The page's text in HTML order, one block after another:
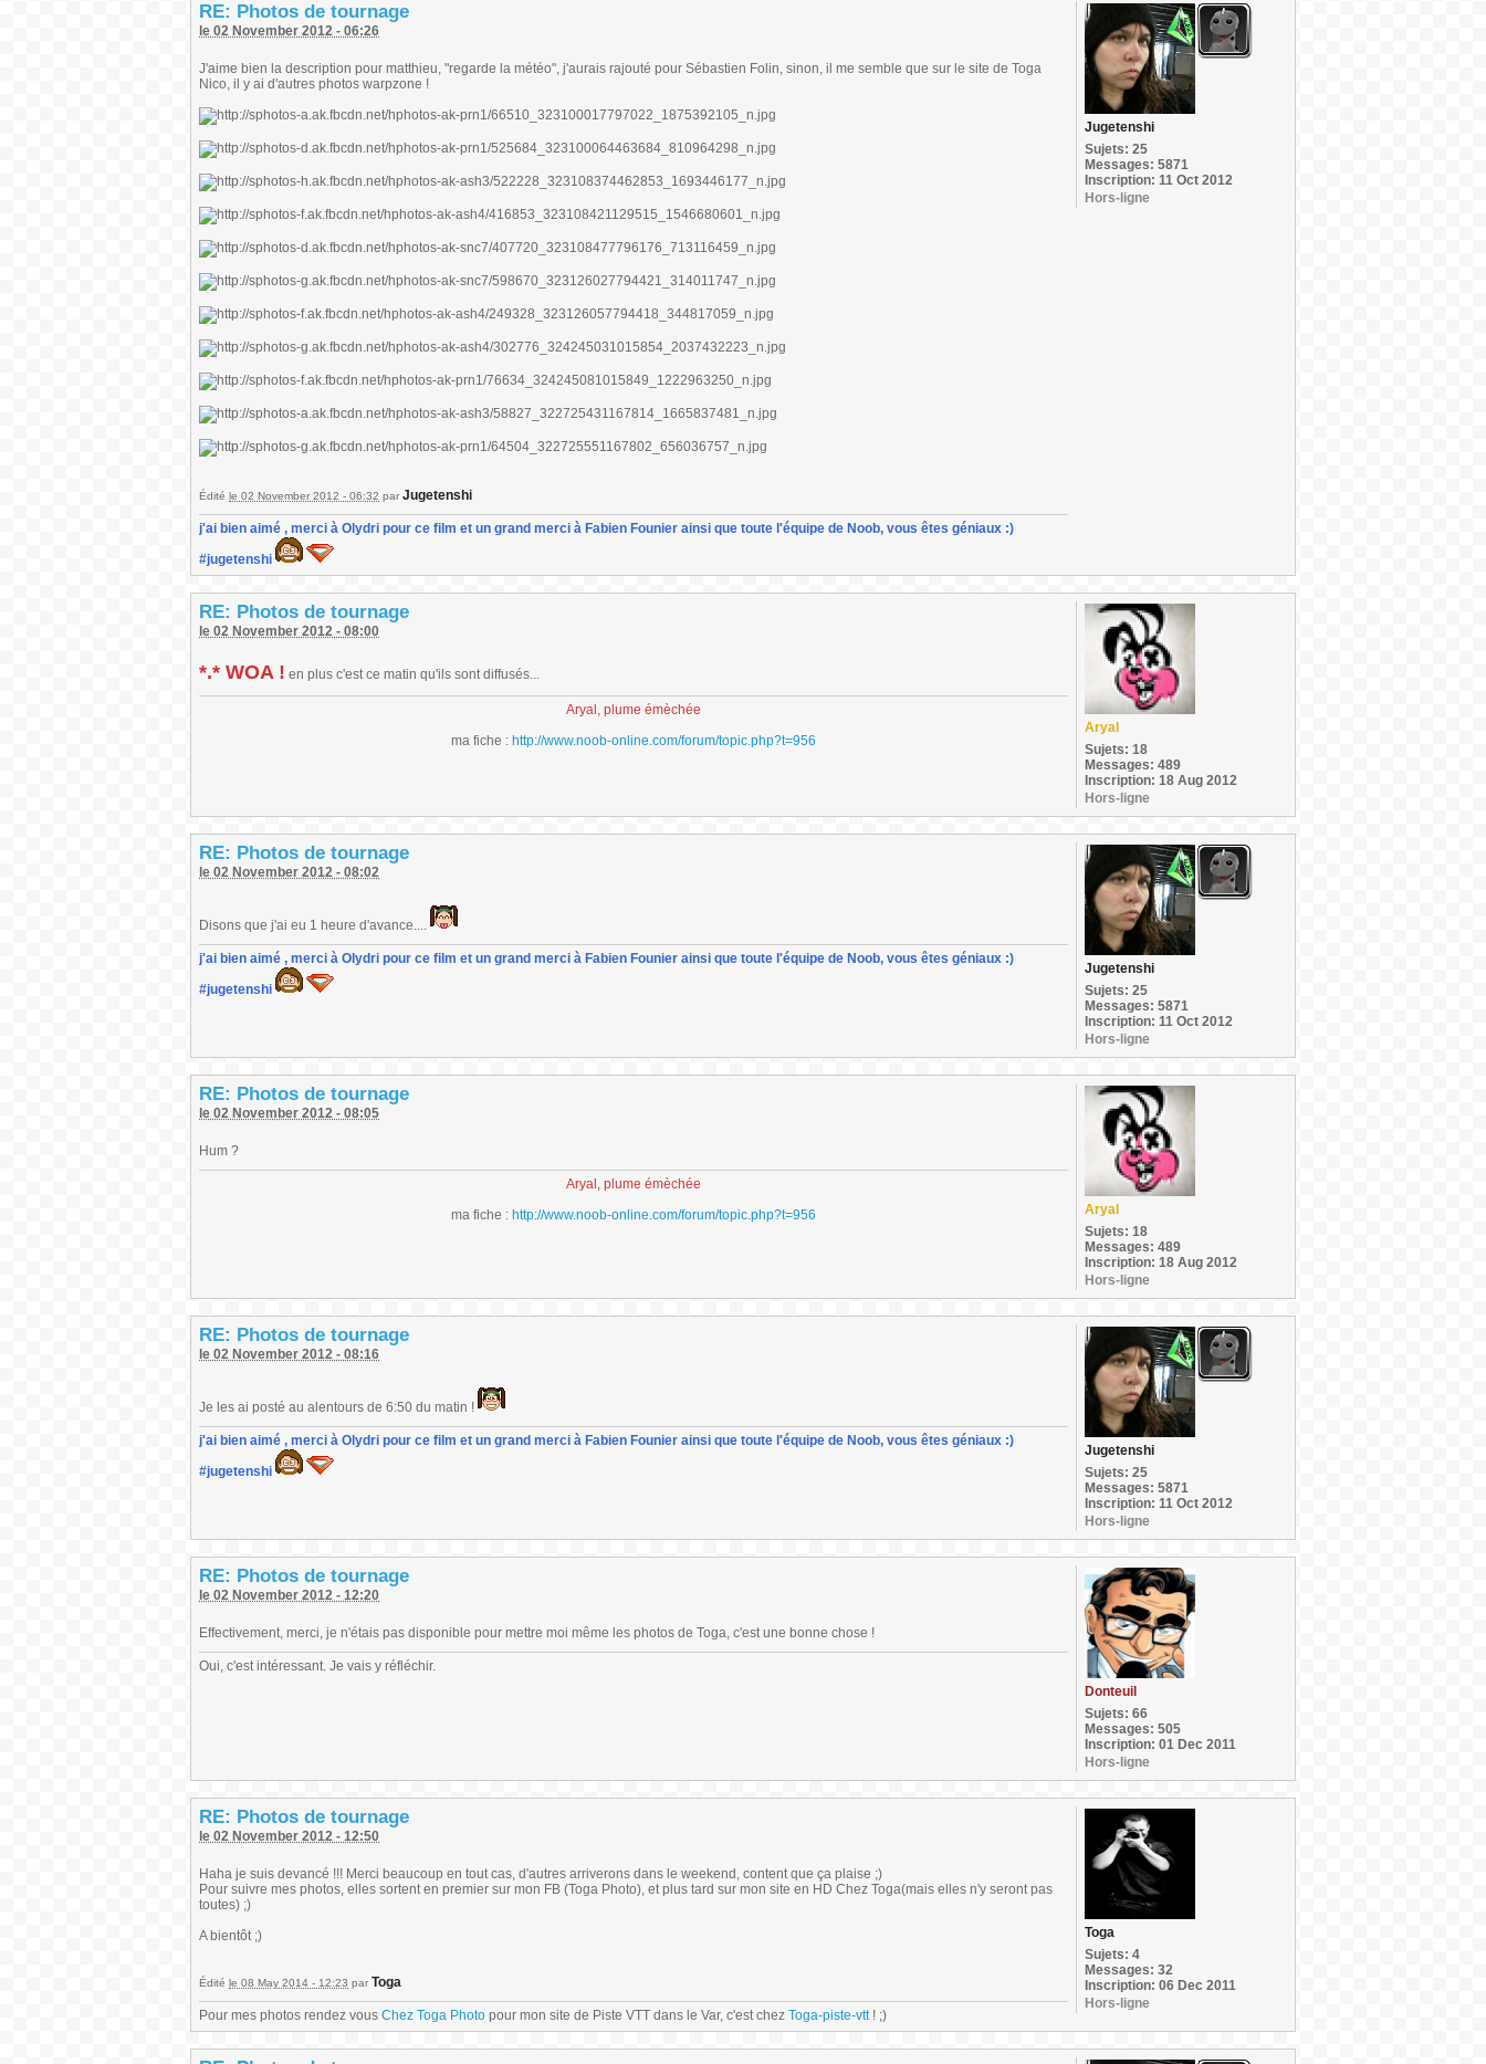
RE: Photos de tournage
le 02 November 2012 - 06:26
J'aime bien la description pour matthieu, "regarde la météo", j'aurais rajouté pour Sébastien Folin, sinon, il me semble que sur le site de Toga
Nico, il y ai d'autres photos warpzone !
Édité le 02 November 2012 - 06:32 par Jugetenshi
j'ai bien aimé , merci à Olydri pour ce film et un grand merci à Fabien Founier ainsi que toute l'équipe de Noob, vous êtes géniaux :)
#jugetenshi
Jugetenshi
Sujets: 25
Messages: 5871
Inscription: 11 Oct 2012
Hors-ligne
RE: Photos de tournage
le 02 November 2012 - 08:00
*.* WOA ! en plus c'est ce matin qu'ils sont diffusés...
Aryal, plume émèchée
ma fiche : http://www.noob-online.com/forum/topic.php?t=956
Aryal
Sujets: 18
Messages: 489
Inscription: 18 Aug 2012
Hors-ligne
RE: Photos de tournage
le 02 November 2012 - 08:02
Disons que j'ai eu 1 heure d'avance....
j'ai bien aimé , merci à Olydri pour ce film et un grand merci à Fabien Founier ainsi que toute l'équipe de Noob, vous êtes géniaux :)
#jugetenshi
Jugetenshi
Sujets: 25
Messages: 5871
Inscription: 11 Oct 2012
Hors-ligne
RE: Photos de tournage
le 02 November 2012 - 08:05
Hum ?
Aryal, plume émèchée
ma fiche : http://www.noob-online.com/forum/topic.php?t=956
Aryal
Sujets: 18
Messages: 489
Inscription: 18 Aug 2012
Hors-ligne
RE: Photos de tournage
le 02 November 2012 - 08:16
Je les ai posté au alentours de 6:50 du matin !
j'ai bien aimé , merci à Olydri pour ce film et un grand merci à Fabien Founier ainsi que toute l'équipe de Noob, vous êtes géniaux :)
#jugetenshi
Jugetenshi
Sujets: 25
Messages: 5871
Inscription: 11 Oct 2012
Hors-ligne
RE: Photos de tournage
le 02 November 2012 - 12:20
Effectivement, merci, je n'étais pas disponible pour mettre moi même les photos de Toga, c'est une bonne chose !
Oui, c'est intéressant. Je vais y réfléchir.
Donteuil
Sujets: 66
Messages: 505
Inscription: 01 Dec 2011
Hors-ligne
RE: Photos de tournage
le 02 November 2012 - 12:50
Haha je suis devancé !!! Merci beaucoup en tout cas, d'autres arriverons dans le weekend, content que ça plaise ;)
Pour suivre mes photos, elles sortent en premier sur mon FB (Toga Photo), et plus tard sur mon site en HD Chez Toga(mais elles n'y seront pas
toutes) ;)
A bientôt ;)
Édité le 08 May 2014 - 12:23 par Toga
Pour mes photos rendez vous Chez Toga Photo pour mon site de Piste VTT dans le Var, c'est chez Toga-piste-vtt! ;)
Toga
Sujets: 4
Messages: 32
Inscription: 06 Dec 2011
Hors-ligne